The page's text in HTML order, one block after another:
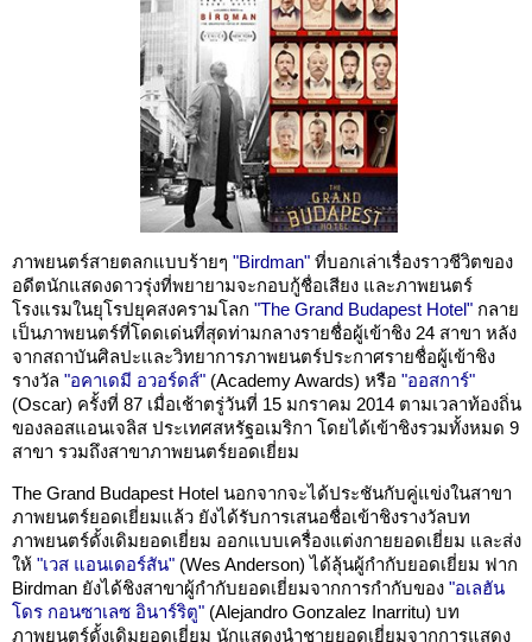
ภาพยนตร์สายตลกแบบร้ายๆ "Birdman" ที่บอกเล่าเรื่องราวชีวิตของ
อดีตนักแสดงดาวรุ่งที่พยายามจะกอบกู้ชื่อเสียง และภาพยนตร์
โรงแรมในยุโรปยุคสงครามโลก "The Grand Budapest Hotel" กลาย
เป็นภาพยนตร์ที่โดดเด่นที่สุดท่ามกลางรายชื่อผู้เข้าชิง 24 สาขา หลัง
จากสถาบันศิลปะและวิทยาการภาพยนตร์ประกาศรายชื่อผู้เข้าชิง
รางวัล "อคาเดมี อวอร์ดส์" (Academy Awards) หรือ "ออสการ์"
(Oscar) ครั้งที่ 87 เมื่อเช้าตรู่วันที่ 15 มกราคม 2014 ตามเวลาท้องถิ่น
ของลอสแอนเจลิส ประเทศสหรัฐอเมริกา โดยได้เข้าชิงรวมทั้งหมด 9
สาขา รวมถึงสาขาภาพยนตร์ยอดเยี่ยม
The Grand Budapest Hotel นอกจากจะได้ประชันกับคู่แข่งในสาขา
ภาพยนตร์ยอดเยี่ยมแล้ว ยังได้รับการเสนอชื่อเข้าชิงรางวัลบท
ภาพยนตร์ดั้งเดิมยอดเยี่ยม ออกแบบเครื่องแต่งกายยอดเยี่ยม และส่ง
ให้ "เวส แอนเดอร์สัน" (Wes Anderson) ได้ลุ้นผู้กำกับยอดเยี่ยม ฟาก
Birdman ยังได้ชิงสาขาผู้กำกับยอดเยี่ยมจากการกำกับของ "อเลฮัน
โดร กอนซาเลซ อินาร์ริตู" (Alejandro Gonzalez Inarritu) บท
ภาพยนตร์ดั้งเดิมยอดเยี่ยม นักแสดงนำชายยอดเยี่ยมจากการแสดง